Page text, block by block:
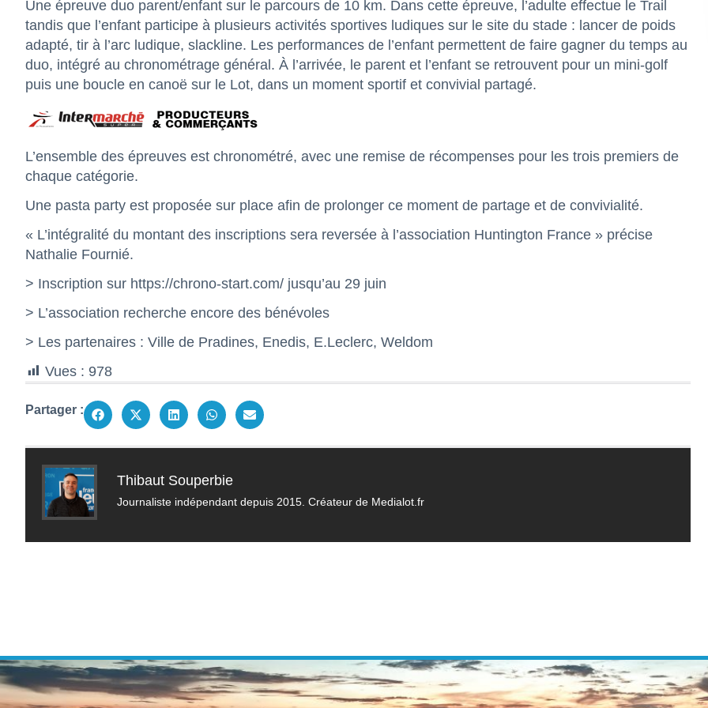
Une épreuve duo parent/enfant sur le parcours de 10 km. Dans cette épreuve, l’adulte effectue le Trail
tandis que l’enfant participe à plusieurs activités sportives ludiques sur le site du stade : lancer de poids
adapté, tir à l’arc ludique, slackline. Les performances de l’enfant permettent de faire gagner du temps au
duo, intégré au chronométrage général. À l’arrivée, le parent et l’enfant se retrouvent pour un mini-golf
puis une boucle en canoë sur le Lot, dans un moment sportif et convivial partagé.
L’ensemble des épreuves est chronométré, avec une remise de récompenses pour les trois premiers de
chaque catégorie.
Une pasta party est proposée sur place afin de prolonger ce moment de partage et de convivialité.
« L’intégralité du montant des inscriptions sera reversée à l’association Huntington France » précise
Nathalie Fournié.
> Inscription sur https://chrono-start.com/ jusqu’au 29 juin
> L’association recherche encore des bénévoles
> Les partenaires : Ville de Pradines, Enedis, E.Leclerc, Weldom
Vues : 978
Partager :
Thibaut Souperbie
Journaliste indépendant depuis 2015. Créateur de Medialot.fr